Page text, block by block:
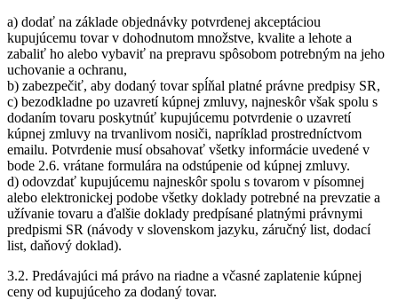
a) dodať na základe objednávky potvrdenej akceptáciou
kupujúcemu tovar v dohodnutom množstve, kvalite a lehote a
zabaliť ho alebo vybaviť na prepravu spôsobom potrebným na jeho
uchovanie a ochranu,
b) zabezpečiť, aby dodaný tovar spĺňal platné právne predpisy SR,
c) bezodkladne po uzavretí kúpnej zmluvy, najneskôr však spolu s
dodaním tovaru poskytnúť kupujúcemu potvrdenie o uzavretí
kúpnej zmluvy na trvanlivom nosiči, napríklad prostredníctvom
emailu. Potvrdenie musí obsahovať všetky informácie uvedené v
bode 2.6. vrátane formulára na odstúpenie od kúpnej zmluvy.
d) odovzdať kupujúcemu najneskôr spolu s tovarom v písomnej
alebo elektronickej podobe všetky doklady potrebné na prevzatie a
užívanie tovaru a ďalšie doklady predpísané platnými právnymi
predpismi SR (návody v slovenskom jazyku, záručný list, dodací
list, daňový doklad).
3.2. Predávajúci má právo na riadne a včasné zaplatenie kúpnej
ceny od kupujúceho za dodaný tovar.